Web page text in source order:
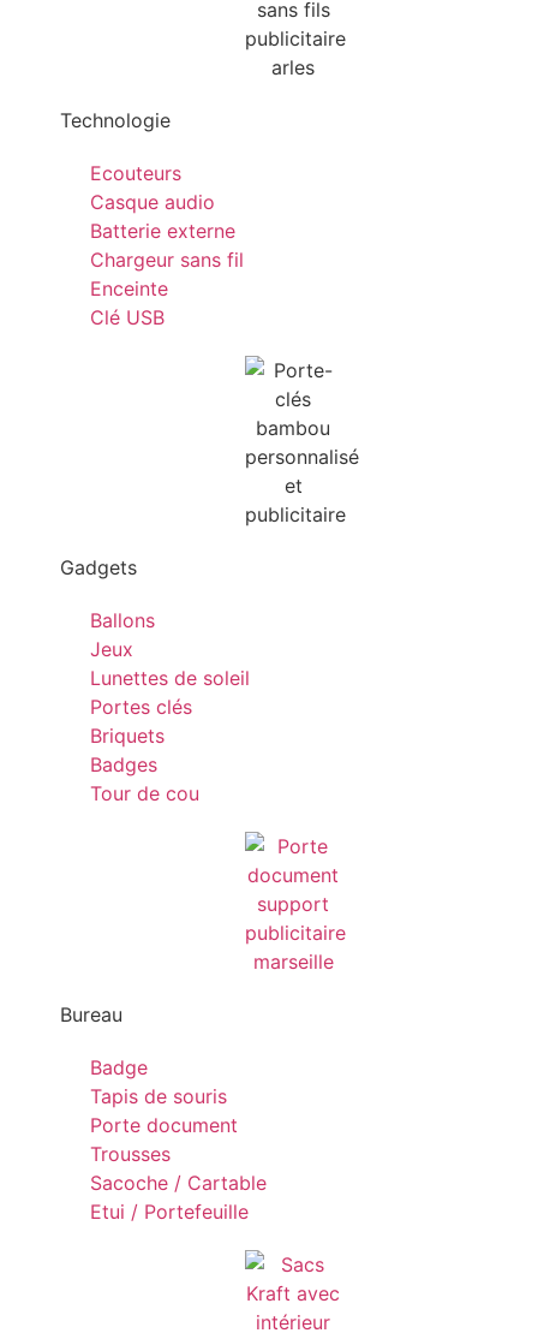
Technologie
Ecouteurs
Casque audio
Batterie externe
Chargeur sans fil
Enceinte
Clé USB
Gadgets
Ballons
Jeux
Lunettes de soleil
Portes clés
Briquets
Badges
Tour de cou
Bureau
Badge
Tapis de souris
Porte document
Trousses
Sacoche / Cartable
Etui / Portefeuille